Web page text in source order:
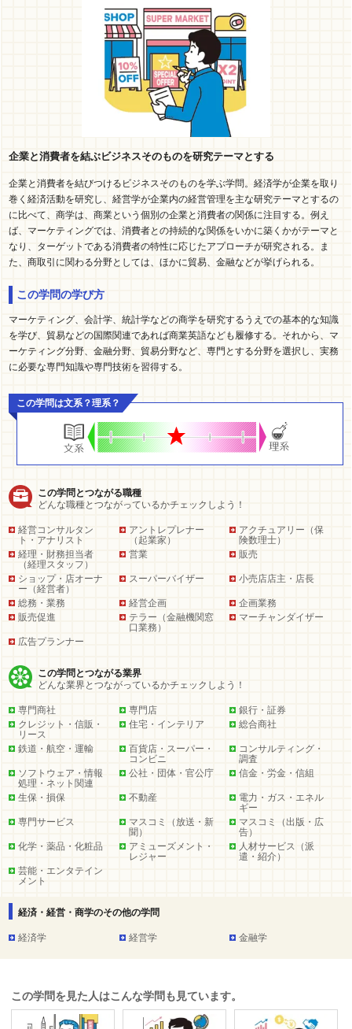
企業と消費者を結ぶビジネスそのものを研究テーマとする
企業と消費者を結びつけるビジネスそのものを学ぶ学問。経済学が企業を取り
巻く経済活動を研究し、経営学が企業内の経営管理を主な研究テーマとするの
に比べて、商学は、商業という個別の企業と消費者の関係に注目する。例え
ば、マーケティングでは、消費者との持続的な関係をいかに築くかがテーマと
なり、ターゲットである消費者の特性に応じたアプローチが研究される。ま
た、商取引に関わる分野としては、ほかに貿易、金融などが挙げられる。
この学問の学び方
マーケティング、会計学、統計学などの商学を研究するうえでの基本的な知識
を学び、貿易などの国際関連であれば商業英語なども履修する。それから、マ
ーケティング分野、金融分野、貿易分野など、専門とする分野を選択し、実務
に必要な専門知識や専門技術を習得する。
この学問は文系？理系？
この学問とつながる職種
どんな職種とつながっているかチェックしよう！
経営コンサルタン
ト・アナリスト
アントレプレナー
（起業家）
アクチュアリー（保
険数理士）
経理・財務担当者
（経理スタッフ）
営業 販売
ショップ・店オーナ
ー（経営者）
スーパーバイザー 小売店店主・店長
総務・業務 経営企画
企画業務
販売促進
テラー（金融機関窓
口業務）
マーチャンダイザー
広告プランナー
この学問とつながる業界
どんな業界とつながっているかチェックしよう！
専門商社 専門店
銀行・証券
クレジット・信販・
リース
住宅・インテリア 総合商社
鉄道・航空・運輸
百貨店・スーパー・
コンビニ
コンサルティング・
調査
ソフトウェア・情報
処理・ネット関連
公社・団体・官公庁 信金・労金・信組
生保・損保 不動産
電力・ガス・エネル
ギー
専門サービス
マスコミ（放送・新
聞）
マスコミ（出版・広
告）
化学・薬品・化粧品
アミューズメント・
レジャー
人材サービス（派
遣・紹介）
芸能・エンタテイン
メント
経済・経営・商学のその他の学問
経済学 経営学 金融学
この学問を見た人はこんな学問も見ています。